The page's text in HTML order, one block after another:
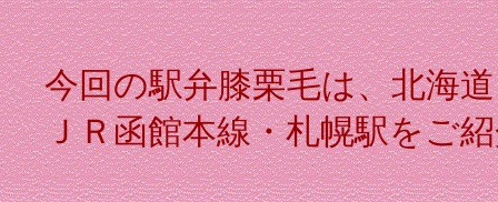
今回の駅弁膝栗毛は、北海
ＪＲ函館本線・札幌駅をご